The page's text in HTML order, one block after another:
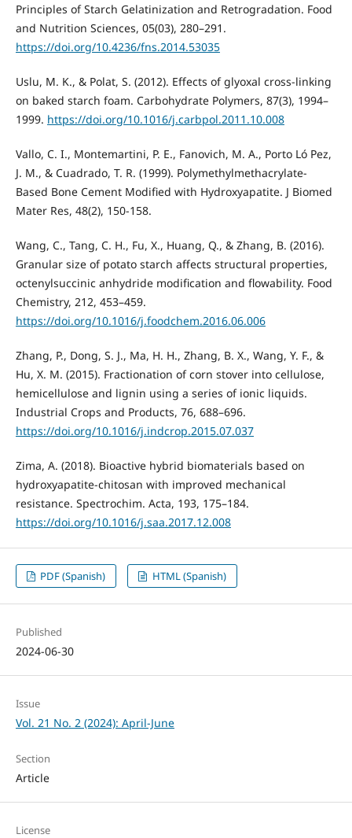
Principles of Starch Gelatinization and Retrogradation. Food
and Nutrition Sciences, 05(03), 280–291.
https://doi.org/10.4236/fns.2014.53035
Uslu, M. K., & Polat, S. (2012). Effects of glyoxal cross-linking
on baked starch foam. Carbohydrate Polymers, 87(3), 1994–
1999. https://doi.org/10.1016/j.carbpol.2011.10.008
Vallo, C. I., Montemartini, P. E., Fanovich, M. A., Porto Ló Pez,
J. M., & Cuadrado, T. R. (1999). Polymethylmethacrylate-
Based Bone Cement Modified with Hydroxyapatite. J Biomed
Mater Res, 48(2), 150-158.
Wang, C., Tang, C. H., Fu, X., Huang, Q., & Zhang, B. (2016).
Granular size of potato starch affects structural properties,
octenylsuccinic anhydride modification and flowability. Food
Chemistry, 212, 453–459.
https://doi.org/10.1016/j.foodchem.2016.06.006
Zhang, P., Dong, S. J., Ma, H. H., Zhang, B. X., Wang, Y. F., &
Hu, X. M. (2015). Fractionation of corn stover into cellulose,
hemicellulose and lignin using a series of ionic liquids.
Industrial Crops and Products, 76, 688–696.
https://doi.org/10.1016/j.indcrop.2015.07.037
Zima, A. (2018). Bioactive hybrid biomaterials based on
hydroxyapatite-chitosan with improved mechanical
resistance. Spectrochim. Acta, 193, 175–184.
https://doi.org/10.1016/j.saa.2017.12.008
PDF (Spanish) HTML (Spanish)
Published
2024-06-30
Issue
Vol. 21 No. 2 (2024): April-June
Section
Article
License